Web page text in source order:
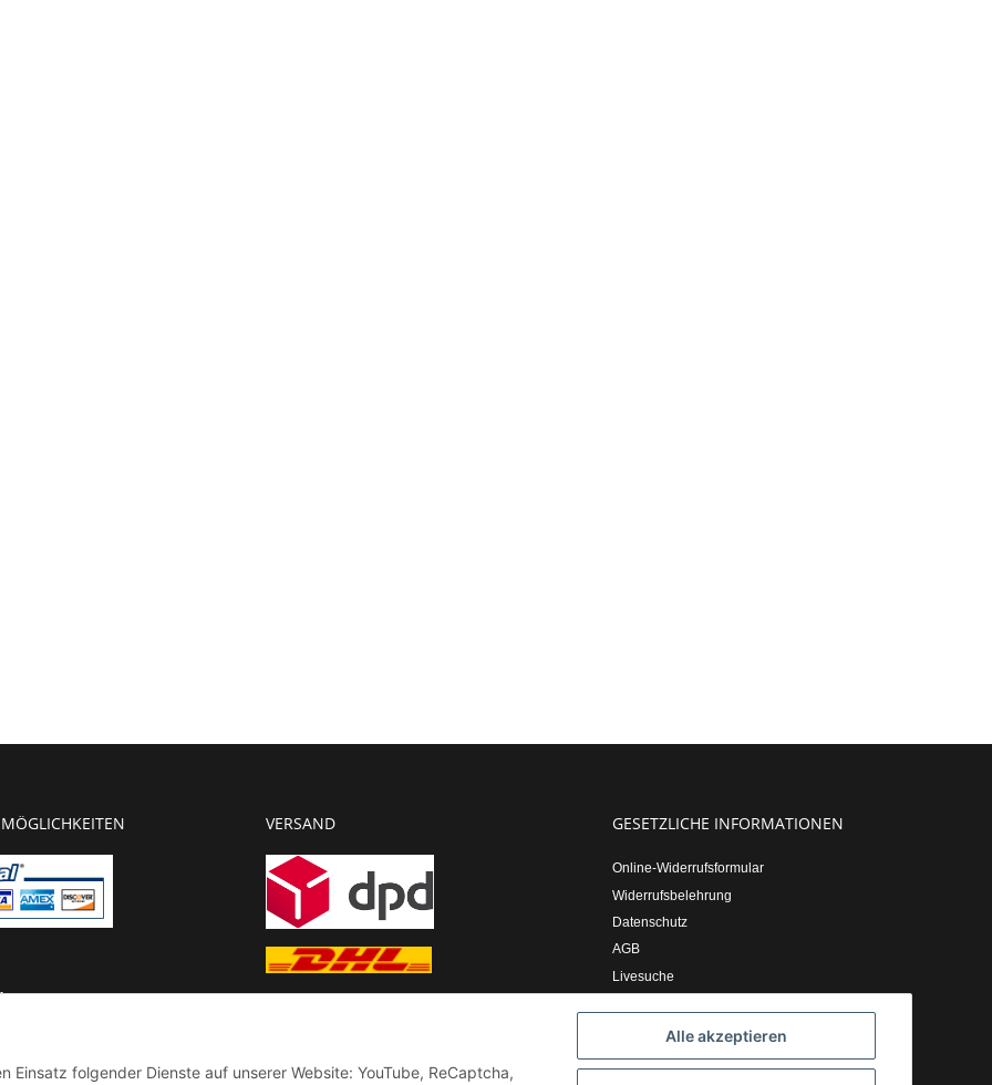
Alle akzeptieren
Einsatz folgender Dienste auf unserer Website: YouTube, ReCaptcha,
VERSAND GESETZLICHE INFORMATIONEN
Online-Widerrufsformular
Widerrufsbelehrung
Datenschutz
AGB
Livesuche
Impressum